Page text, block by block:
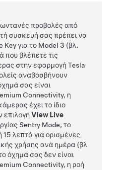
προβολές από
συσκευή σας πρέπει να
Key για το Model 3 (βλ.
που βλέπετε τις
στην εφαρμογή Tesla
αναβοσβήνουν
σας είναι
Connectivity, η
έχει το ίδιο
επιλογήView Live
Sentry Mode, το
15 λεπτά για ορισμένες
χρήσης ανά ημέρα (βλ
όχημά σας δεν είναι
Connectivity, η ροή